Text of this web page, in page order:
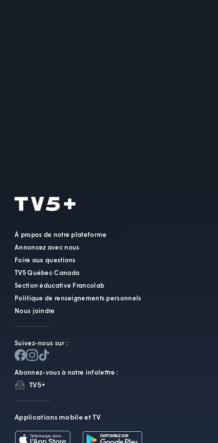
À propos de notre plateforme
Annoncez avec nous
Foire aux questions
TV5 Québec Canada
Section éducative Francolab
Politique de renseignements personnels
Nous joindre
Suivez-nous sur :
Abonnez-vous à notre infolettre :
TV5+
Applications mobile et TV